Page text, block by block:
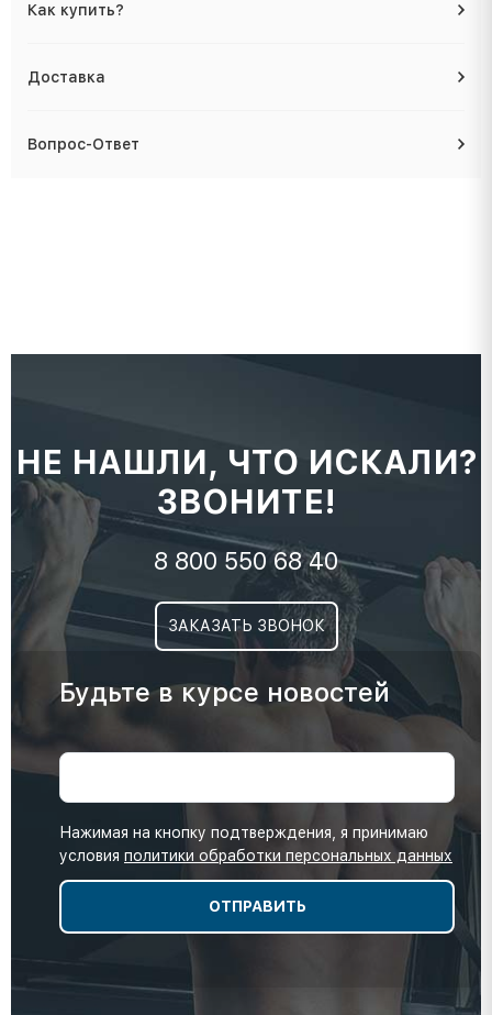
Как купить?
Доставка
Вопрос-Ответ
НЕ НАШЛИ, ЧТО ИСКАЛИ?
ЗВОНИТЕ!
8 800 550 68 40
ЗАКАЗАТЬ ЗВОНОК
Будьте в курсе новостей
Нажимая на кнопку подтверждения, я принимаю
условия политики обработки персональных данных